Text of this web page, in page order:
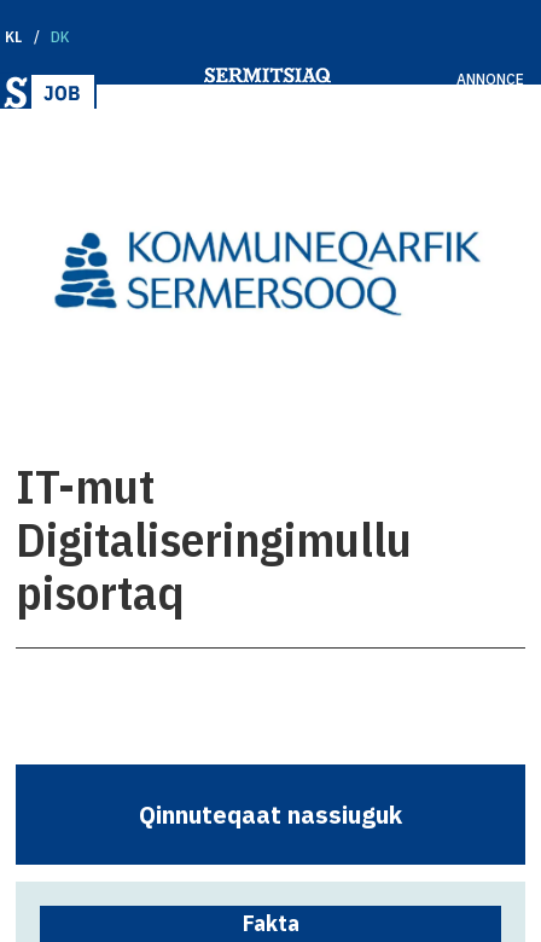
KL DK
ANNONCE
IT-mut
Digitaliseringimullu
pisortaq
Qinnuteqaat nassiuguk
Fakta